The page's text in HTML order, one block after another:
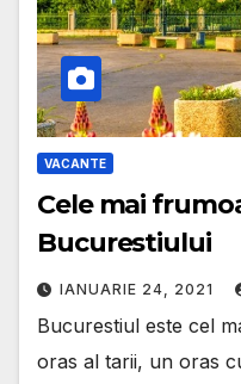
VACANTE
Cele mai
Bucurestiului
IANUARIE 24, 2021
Bucurestiul este cel
oras al tarii, un oras